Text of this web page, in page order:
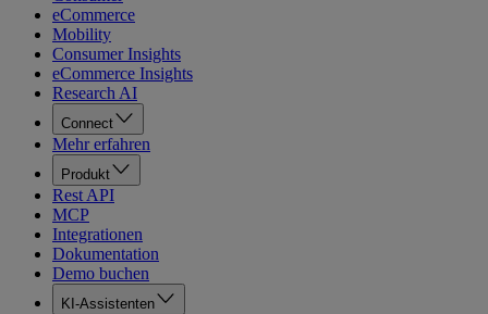
eCommerce
Mobility
Consumer Insights
eCommerce Insights
Research AI
Connect
Mehr erfahren
Produkt
Rest API
MCP
Integrationen
Dokumentation
Demo buchen
KI-Assistenten